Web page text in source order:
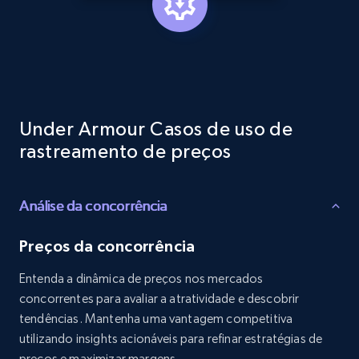
Etsy - Collects data from shop's URL
URL, Product id, Listing inventory id, Title, Rating,
price, and more.
1.9K+ 323+
Amazon products search
Asin, URL, Name, Sponsored, Initial price, Final
Under Armour Casos de uso de
rastreamento de preços
Análise da concorrência
Preços da concorrência
Entenda a dinâmica de preços nos mercados
concorrentes para avaliar a atratividade e descobrir
tendências. Mantenha uma vantagem competitiva
utilizando insights acionáveis para refinar estratégias de